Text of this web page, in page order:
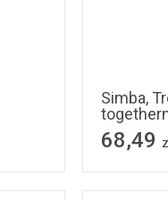
Simba,
68,49